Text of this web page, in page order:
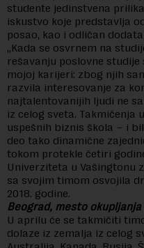
studente jedinstvena
iskustvo koje predstavlja
posao, kao i odličan
„Kada se osvrnem na
rešavanju poslovne
mojoj karijeri: zbog njih
razvila interesovanje za
najtalentovanijih ljudi ne
iz celog sveta. Takmičenja
uspešnih biznis škola – i
deo tako dinamične
tokom protekle četiri
Univerziteta u Vašingtonu
sa svojim timom osvojila
2018. godine.
Beograd, mesto
U aprilu će se takmičiti
dolaze iz zemalja iz celog